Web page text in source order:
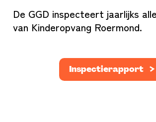
De GGD inspecteert jaarlijks
van Kinderopvang Roermond.
Inspectierapport